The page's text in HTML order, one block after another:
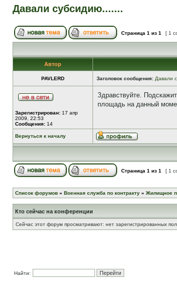
Давали субсидию.......
Страница 1 из 1 [ 1
Автор
PAVLERD Заголовок сообщения: Давали
Зарегистрирован: 17 апр
2009, 22:53
Сообщения: 14
Здравствуйте.
площадь на данный
Вернуться к началу
Страница 1 из 1 [ 1
Список форумов » Военная служба по контракту » Жилищное
Кто сейчас на конференции
Сейчас этот форум просматривают: нет зарегистрированных
Найти: